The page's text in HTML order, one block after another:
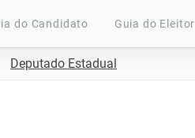
do Candidato Guia do Eleitor
Deputado Estadual